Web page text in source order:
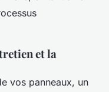
et la
vos panneaux, un